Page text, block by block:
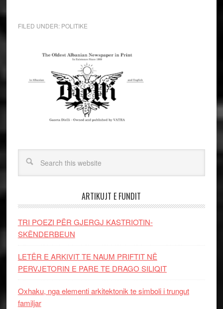
FILED UNDER: POLITIKE
ARTIKUJT E FUNDIT
TRI POEZI PËR GJERGJ KASTRIOTIN-
SKËNDERBEUN
LETËR E ARKIVIT TE NAUM PRIFTIT NË
PERVJETORIN E PARE TE DRAGO SILIQIT
Oxhaku, nga elementi arkitektonik te simboli i trungut
familjar